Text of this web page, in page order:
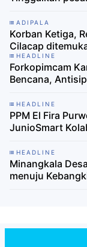
ADIPALA
Korban Ketiga,
Cilacap
HEADLINE
Forkopimcam
Bencana,
HEADLINE
PPM El Fira
JunioSmart
HEADLINE
Minangkala
menuju